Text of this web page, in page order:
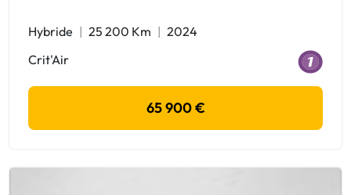
Hybride 25 200 Km
2024
Crit'Air
65 900 €